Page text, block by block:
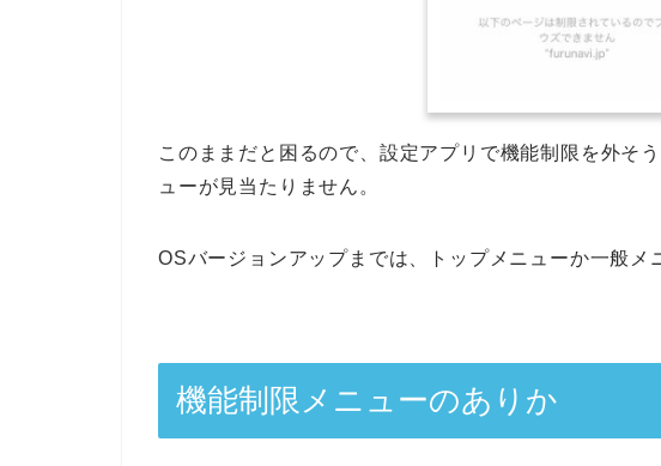
このままだと困るので、設定アプリで機能制限を外そ
ューが見当たりません。
OSバージョンアップまでは、トップメニューか一般メ
機能制限メニューのありか